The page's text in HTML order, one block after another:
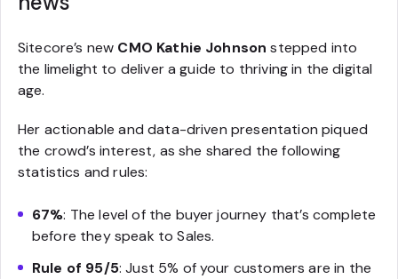
Sitecore’s new CMO Kathie Johnson stepped into
the limelight to deliver a guide to thriving in the digital
age.
Her actionable and data-driven presentation piqued
the crowd’s interest, as she shared the following
statistics and rules:
67%: The level of the buyer journey that’s complete
before they speak to Sales.
Rule of 95/5: Just 5% of your customers are in the